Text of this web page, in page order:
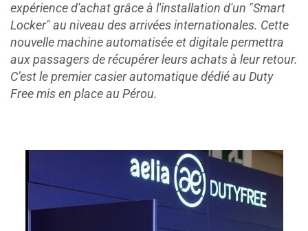
expérience d'achat grâce à l'installation d'un "Smart
Locker" au niveau des arrivées internationales. Cette
nouvelle machine automatisée et digitale permettra
aux passagers de récupérer leurs achats à leur retour.
C’est le premier casier automatique dédié au Duty
Free mis en place au Pérou.